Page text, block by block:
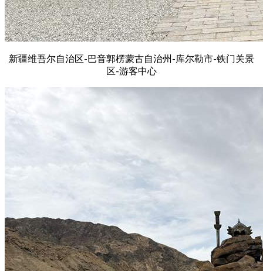
新疆维吾尔自治区-巴音郭楞蒙古自治州-库尔勒市-铁门关景
区-游客中心